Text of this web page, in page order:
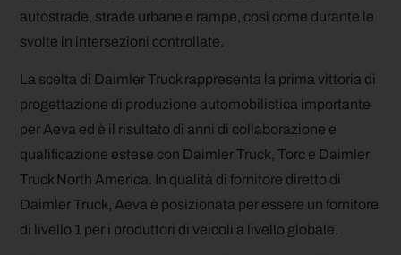
autostrade, strade urbane e rampe, così come durante le
svolte in intersezioni controllate.
La scelta di Daimler Truck rappresenta la prima vittoria di
progettazione di produzione automobilistica importante
per Aeva ed è il risultato di anni di collaborazione e
qualificazione estese con Daimler Truck, Torc e Daimler
Truck North America. In qualità di fornitore diretto di
Daimler Truck, Aeva è posizionata per essere un fornitore
di livello 1 per i produttori di veicoli a livello globale.